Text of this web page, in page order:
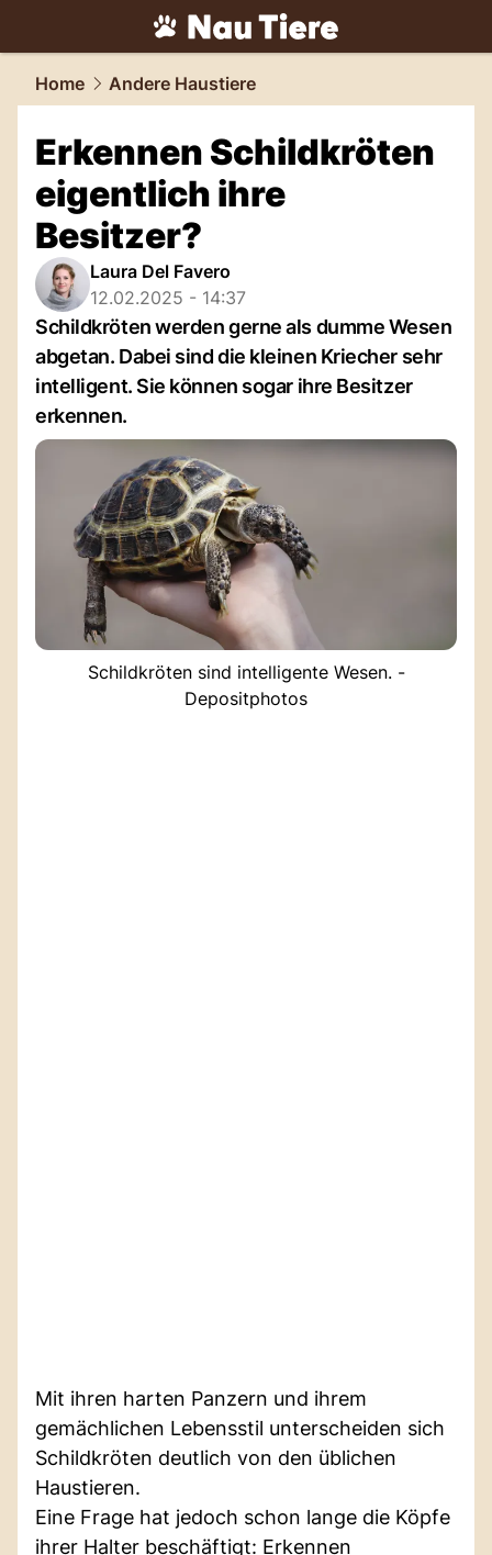
tiere.NAU.ch
Home Andere Haustiere
Erkennen Schildkröten
eigentlich ihre
Besitzer?
Laura Del Favero
12.02.2025 - 14:37
Schildkröten werden gerne als dumme Wesen
abgetan. Dabei sind die kleinen Kriecher sehr
intelligent. Sie können sogar ihre Besitzer
erkennen.
Schildkröten sind intelligente Wesen. -
Depositphotos
Mit ihren harten Panzern und ihrem
gemächlichen Lebensstil unterscheiden sich
Schildkröten deutlich von den üblichen
Haustieren.
Eine Frage hat jedoch schon lange die Köpfe
ihrer Halter beschäftigt: Erkennen